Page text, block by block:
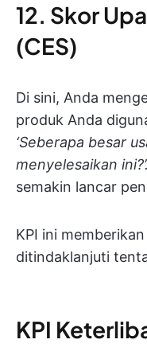
12. Skor
(CES)
Di sini, Anda
produk Anda
‘Seberapa besar
menyelesaikan ini?’.
semakin lancar
KPI ini
ditindaklanjuti
KPI